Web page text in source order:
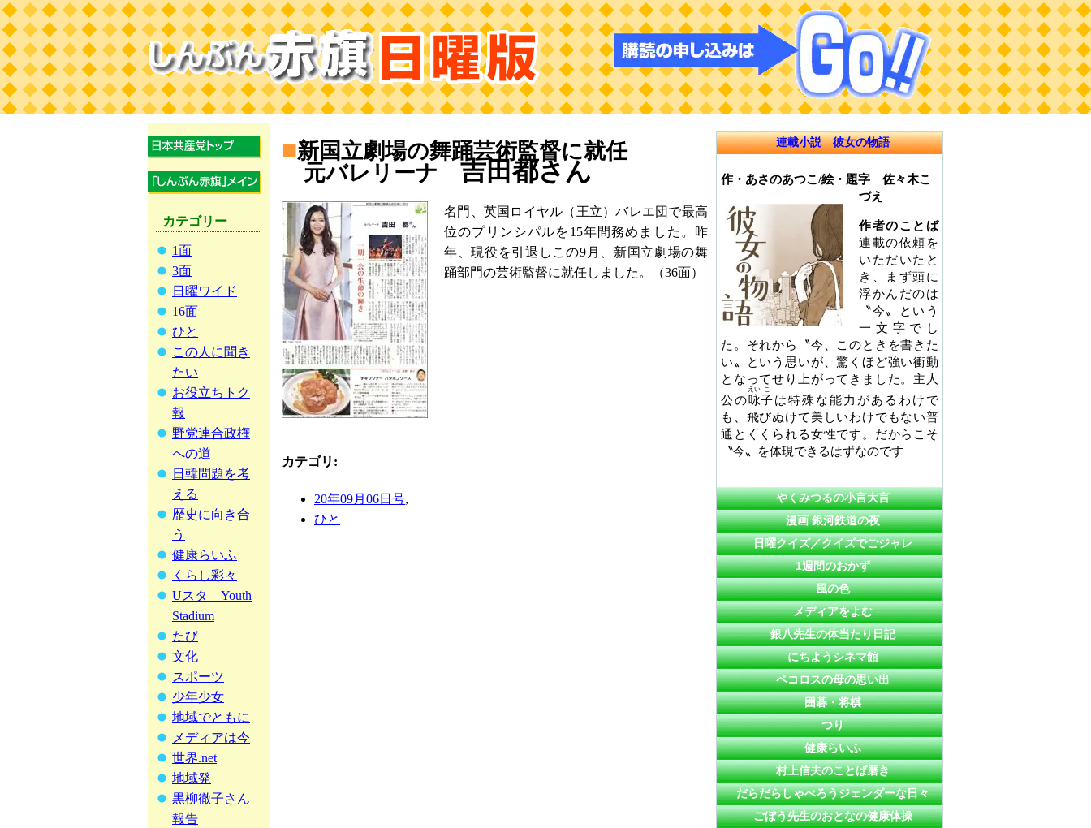
カテゴリー
1面
3面
日曜ワイド
16面
ひと
この人に聞き
たい
お役立ちトク
報
野党連合政権
への道
日韓問題を考
える
歴史に向き合
う
健康らいふ
くらし彩々
Uスタ Youth
Stadium
たび
文化
スポーツ
少年少女
地域でともに
メディアは今
世界.net
地域発
黒柳徹子さん
報告
■新国立劇場の舞踊芸術監督に就任
元バレリーナ 吉田都さん
名門、英国ロイヤル（王立）バレエ団で最高
位のプリンシパルを15年間務めました。昨
年、現役を引退しこの9月、新国立劇場の舞
踊部門の芸術監督に就任しました。（36面）
カテゴリ :
20年09月06日号,
ひと
連載小説 彼女の物語
作・あさのあつこ/絵・題字 佐々木こ
づえ
作者のことば
連載の依頼を
いただいたと
き、まず頭に
浮かんだのは
〝今〟という
一文字でし
た。それから〝今、このときを書きた
い〟という思いが、驚くほど強い衝動
となってせり上がってきました。主人
公の咏
えい
子
こ
は特殊な能力があるわけで
も、飛びぬけて美しいわけでもない普
通とくくられる女性です。だからこそ
〝今〟を体現できるはずなのです
やくみつるの小言大言
漫画 銀河鉄道の夜
日曜クイズ／クイズでごジャレ
1週間のおかず
風の色
メディアをよむ
銀八先生の体当たり日記
にちようシネマ館
ペコロスの母の思い出
囲碁・将棋
つり
健康らいふ
村上信夫のことば磨き
だらだらしゃべろうジェンダーな日々
ごぼう先生のおとなの健康体操